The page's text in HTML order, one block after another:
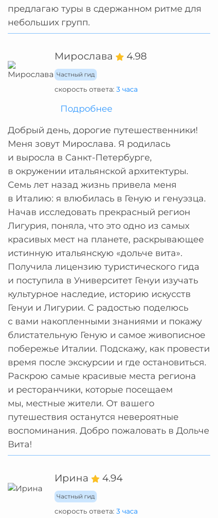
предлагаю туры в сдержанном ритме для
небольших групп.
Мирослава 4.98
Частный гид
скорость ответа: 3 часа
Подробнее
Добрый день, дорогие путешественники!
Меня зовут Мирослава. Я родилась
и выросла в Санкт-Петербурге,
в окружении итальянской архитектуры.
Семь лет назад жизнь привела меня
в Италию: я влюбилась в Геную и генуэзца.
Начав исследовать прекрасный регион
Лигурия, поняла, что это одно из самых
красивых мест на планете, раскрывающее
истинную итальянскую «дольче вита».
Получила лицензию туристического гида
и поступила в Университет Генуи изучать
культурное наследие, историю искусств
Генуи и Лигурии. С радостью поделюсь
с вами накопленными знаниями и покажу
блистательную Геную и самое живописное
побережье Италии. Подскажу, как провести
время после экскурсии и где остановиться.
Раскрою самые красивые места региона
и ресторанчики, которые посещаем
мы, местные жители. От вашего
путешествия останутся невероятные
воспоминания. Добро пожаловать в Дольче
Вита!
Ирина 4.94
Частный гид
скорость ответа: 3 часа